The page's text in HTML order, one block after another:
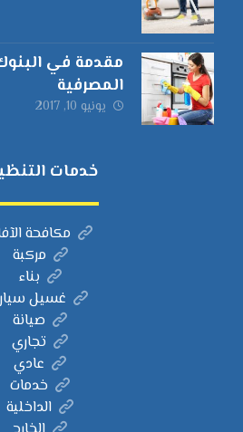
مقدمة في
المصرفية
يونيو 10, 2017
خدمات
مكافحة
مركبة
بناء
غسيل
صيانة
تجاري
عادي
خدمات
الداخلية